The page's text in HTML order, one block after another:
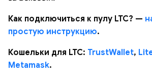
Как подключиться к пулу LTC? —
простую инструкцию.
Кошельки для LTC: TrustWallet,
Metamask.